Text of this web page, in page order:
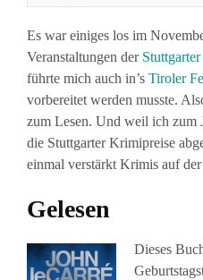
Es war einiges los im
Veranstaltungen der
führte mich auch in’s Tiroler
vorbereitet werden musste.
zum Lesen. Und weil ich zum
die Stuttgarter Krimipreise
einmal verstärkt Krimis auf der
Gelesen
Dieses